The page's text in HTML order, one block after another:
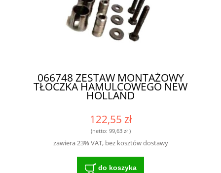
066748 ZESTAW MONTAŻOWY
TŁOCZKA HAMULCOWEGO NEW
HOLLAND
122,55 zł
(netto: 99,63 zł)
zawiera 23% VAT, bez kosztów dostawy
do koszyka